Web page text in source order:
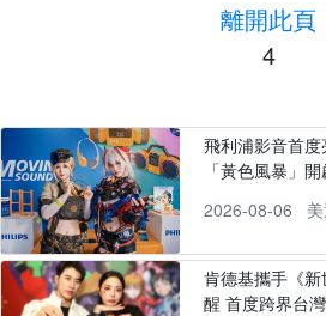
離開此頁
4
飛利浦影音首
「黃色風暴」
2026-08-06
肯德基攜手《
醒 首度跨界台